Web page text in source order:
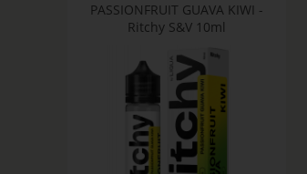
PASSIONFRUIT GUAVA KIWI -
Ritchy S&V 10ml